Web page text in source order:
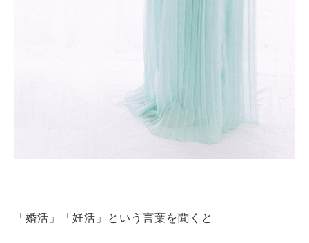
「婚活」「妊活」という言葉を聞くと